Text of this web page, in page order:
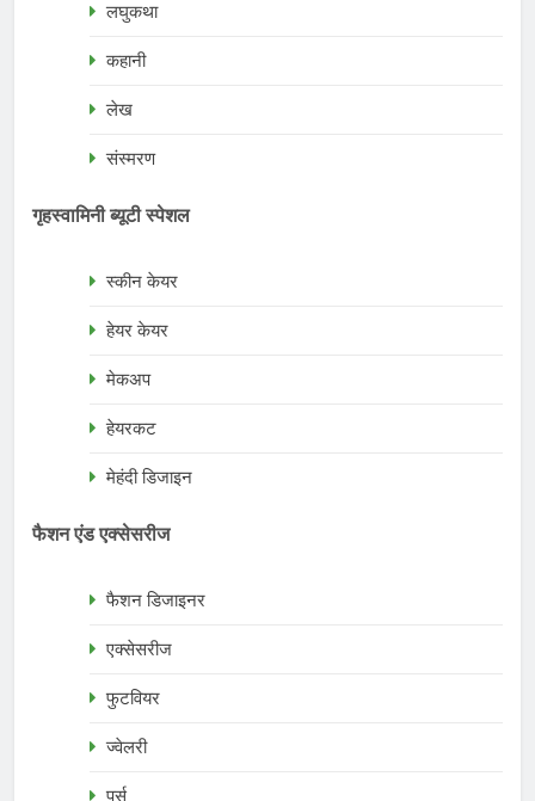
लघुकथा
कहानी
लेख
संस्मरण
गृहस्वामिनी ब्यूटी स्पेशल
स्कीन केयर
हेयर केयर
मेकअप
हेयरकट
मेहंदी डिजाइन
फैशन एंड एक्सेसरीज
फैशन डिजाइनर
एक्सेसरीज
फुटवियर
ज्वेलरी
पर्स